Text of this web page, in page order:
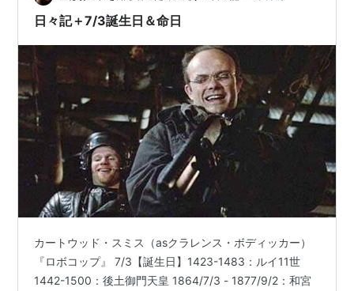
10億ドルの頭脳（1967）
恋する女たち（1969）
恋人たちの曲／悲愴（1970）
肉体の悪魔
（1971）
ボーイフレンド
（1971）
狂えるメサイア（1972）
マーラー（1974）
Tommyトミー（1975）
リストマニア（1975）
バレンチノ（1977／DVD題「 ヴァレンティノ
」）
クライム・オブ・パッション（1984）
ゴシック（1986）
日々記＋7/3誕生日＆命日
カートウッド・スミス（asクラレンス・ボディッカー）
『ロボコップ』 7/3【誕生日】1423-1483：ルイ11世
1442-1500：後土御門天皇 1864/7/3 - 1877/9/2：和宮